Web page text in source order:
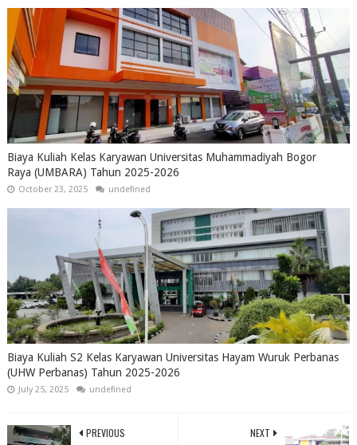
Biaya Kuliah Kelas Karyawan Universitas Muhammadiyah Bogor
Raya (UMBARA) Tahun 2025-2026
October 23, 2025 undefined
Biaya Kuliah S2 Kelas Karyawan Universitas Hayam Wuruk Perbanas
(UHW Perbanas) Tahun 2025-2026
July 25, 2025 undefined
NEXT
PREVIOUS